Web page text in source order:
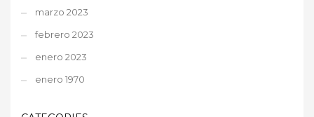
marzo 2023
febrero 2023
enero 2023
enero 1970